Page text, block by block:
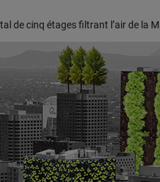
de cinq étages filtrant l’air de